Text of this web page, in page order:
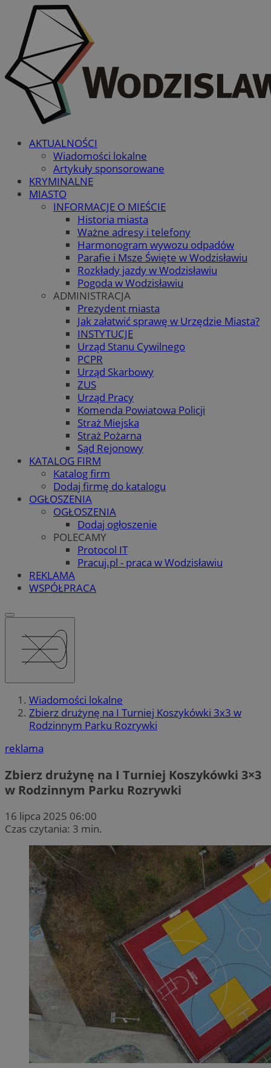
AKTUALNOŚCI
Wiadomości lokalne
Artykuły sponsorowane
KRYMINALNE
MIASTO
INFORMACJE O MIEŚCIE
Historia miasta
Ważne adresy i telefony
Harmonogram wywozu odpadów
Parafie i Msze Święte w Wodzisławiu
Rozkłady jazdy w Wodzisławiu
Pogoda w Wodzisławiu
ADMINISTRACJA
Prezydent miasta
Jak załatwić sprawę w Urzędzie Miasta?
INSTYTUCJE
Urząd Stanu Cywilnego
PCPR
Urząd Skarbowy
ZUS
Urząd Pracy
Komenda Powiatowa Policji
Straż Miejska
Straż Pożarna
Sąd Rejonowy
KATALOG FIRM
Katalog firm
Dodaj firmę do katalogu
OGŁOSZENIA
OGŁOSZENIA
Dodaj ogłoszenie
POLECAMY
Protocol IT
Pracuj.pl - praca w Wodzisławiu
REKLAMA
WSPÓŁPRACA
Wiadomości lokalne
Zbierz drużynę na I Turniej Koszykówki 3x3 w
Rodzinnym Parku Rozrywki
reklama
Zbierz drużynę na I Turniej Koszykówki 3×3
w Rodzinnym Parku Rozrywki
16 lipca 2025 06:00
Czas czytania: 3 min.